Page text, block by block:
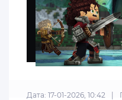
Дата: 17-01-2026, 10:42 |